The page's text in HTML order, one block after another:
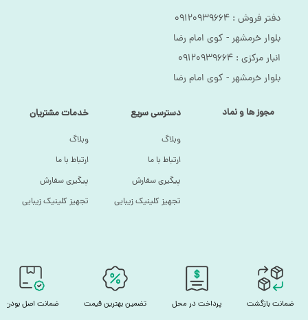
دفتر فروش :‌ ۰۹۱۲۰۹۳۹۶۶۴
بلوار خرمشهر - کوی امام رضا
انبار مرکزی :‌ ۰۹۱۲۰۹۳۹۶۶۴
بلوار خرمشهر - کوی امام رضا
مجوز ها و نماد دسترسی سریع
وبلاگ
ارتباط با ما
پیگیری سفارش
تجهیز کلینیک زیبایی
خدمات مشتریان
وبلاگ
ارتباط با ما
پیگیری سفارش
تجهیز کلینیک زیبایی
ضمانت بازگشت پرداخت در محل تضمین بهترین قیمت ضمانت اصل بودن